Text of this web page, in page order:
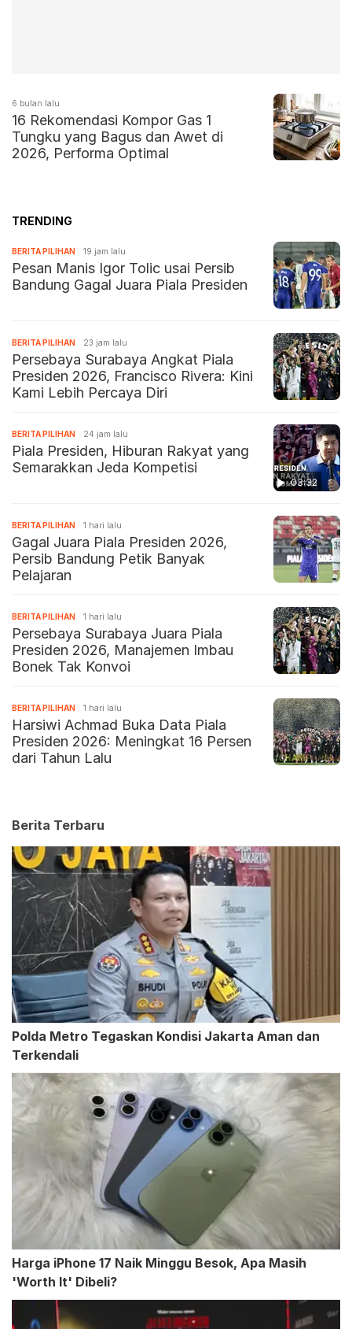
6 bulan lalu
16 Rekomendasi Kompor Gas 1
Tungku yang Bagus dan Awet di
2026, Performa Optimal
TRENDING
BERITA PILIHAN 19 jam lalu
Pesan Manis Igor Tolic usai Persib
Bandung Gagal Juara Piala Presiden
BERITA PILIHAN 23 jam lalu
Persebaya Surabaya Angkat Piala
Presiden 2026, Francisco Rivera: Kini
Kami Lebih Percaya Diri
03:32
BERITA PILIHAN 24 jam lalu
Piala Presiden, Hiburan Rakyat yang
Semarakkan Jeda Kompetisi
BERITA PILIHAN 1 hari lalu
Gagal Juara Piala Presiden 2026,
Persib Bandung Petik Banyak
Pelajaran
BERITA PILIHAN 1 hari lalu
Persebaya Surabaya Juara Piala
Presiden 2026, Manajemen Imbau
Bonek Tak Konvoi
BERITA PILIHAN 1 hari lalu
Harsiwi Achmad Buka Data Piala
Presiden 2026: Meningkat 16 Persen
dari Tahun Lalu
Berita Terbaru
Polda Metro Tegaskan Kondisi Jakarta Aman dan
Terkendali
Harga iPhone 17 Naik Minggu Besok, Apa Masih
'Worth It' Dibeli?